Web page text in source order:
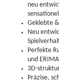
neu
Geklebte
Neu
Perfekte
und
3D-
Präzise,